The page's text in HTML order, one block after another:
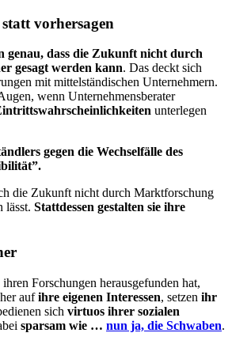
vorhersagen
genau, dass die Zukunft nicht durch
gesagt werden kann. Das deckt sich
mit mittelständischen Unternehmern.
wenn Unternehmensberater
unterlegen
gegen die Wechselfälle des
die Zukunft nicht durch Marktforschung
lässt. Stattdessen gestalten sie ihre
Forschungen herausgefunden hat,
aufihre eigenen Interessen, setzen ihr
sich virtuos ihrer sozialen
sparsam wie … nun ja, die Schwaben.